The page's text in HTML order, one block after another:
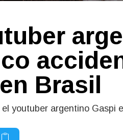
Brasil
youtuber argentino Gaspi